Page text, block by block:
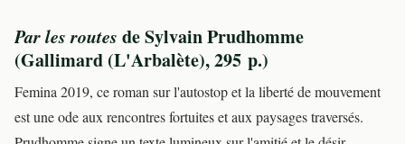
Par les routes de Sylvain Prudhomme
(Gallimard (L'Arbalète), 295 p.)
Femina 2019, ce roman sur l'autostop et la liberté de mouvement
est une ode aux rencontres fortuites et aux paysages traversés.